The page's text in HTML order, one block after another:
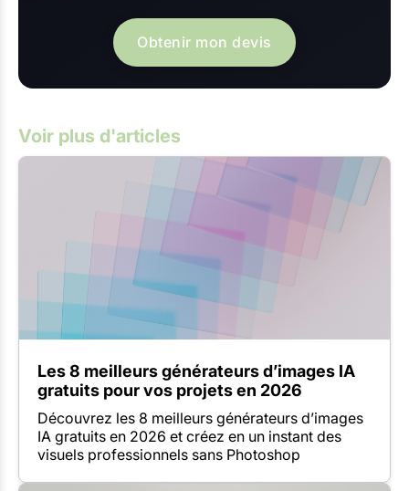
Obtenir mon devis
Voir plus d'articles
Les 8 meilleurs générateurs d’images IA
gratuits pour vos projets en 2026
Découvrez les 8 meilleurs générateurs d’images
IA gratuits en 2026 et créez en un instant des
visuels professionnels sans Photoshop